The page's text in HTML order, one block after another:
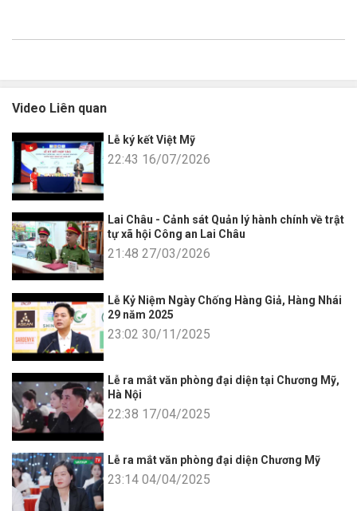
Video Liên quan
Lễ ký kết Việt Mỹ
22:43 16/07/2026
Lai Châu - Cảnh sát Quản lý hành chính về trật
tự xã hội Công an Lai Châu
21:48 27/03/2026
Lễ Kỷ Niệm Ngày Chống Hàng Giả, Hàng Nhái
29 năm 2025
23:02 30/11/2025
Lễ ra mắt văn phòng đại diện tại Chương Mỹ,
Hà Nội
22:38 17/04/2025
Lễ ra mắt văn phòng đại diện Chương Mỹ
23:14 04/04/2025